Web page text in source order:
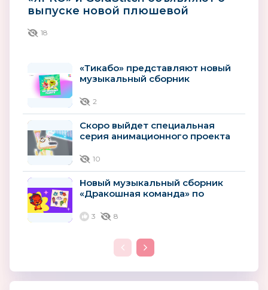
выпуске новой плюшевой
18
«Тикабо» представляют новый
музыкальный сборник
2
Скоро выйдет специальная
серия анимационного проекта
10
Новый музыкальный сборник
«Дракошная команда» по
«Дракошия»
3 8